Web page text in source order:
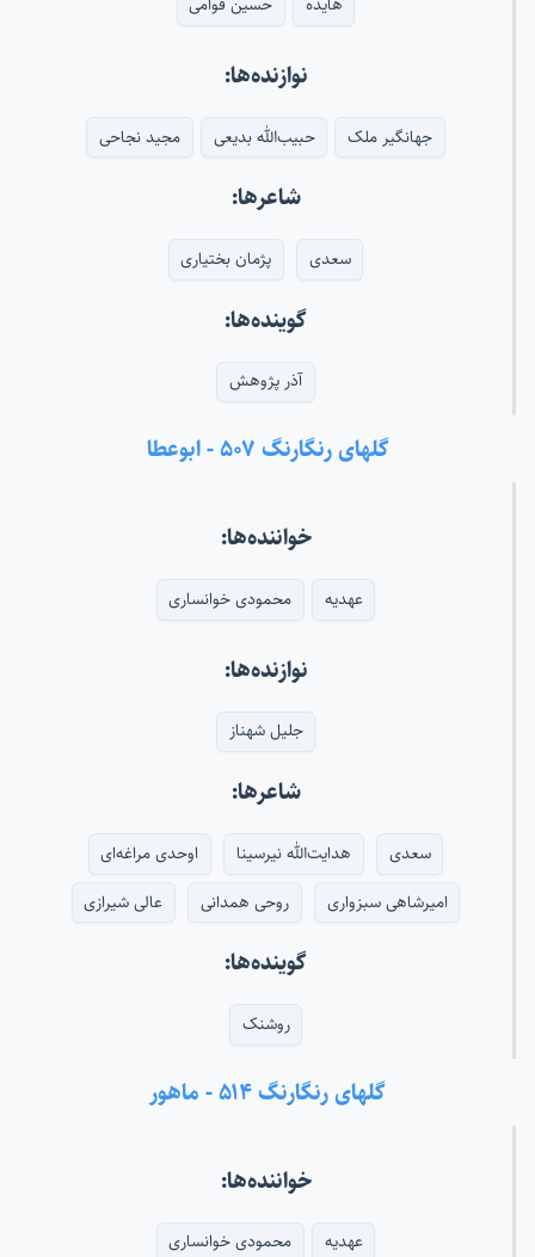
نوازنده‌ها:
جهانگیر ملک حبیب‌الله بدیعی مجید نجاحی
شاعرها:
سعدی پژمان بختیاری
گوینده‌ها:
آذر پژوهش
گلهای رنگارنگ ۵۰۷ - ابوعطا
خواننده‌ها:
عهدیه محمودی خوانساری
نوازنده‌ها:
جلیل شهناز
شاعرها:
سعدی هدایت‌الله نیرسینا
اوحدی مراغه‌ای
امیرشاهی سبزواری
روحی همدانی عالی شیرازی
گوینده‌ها:
روشنک
گلهای رنگارنگ ۵۱۴ - ماهور
خواننده‌ها:
عهدیه محمودی خوانساری